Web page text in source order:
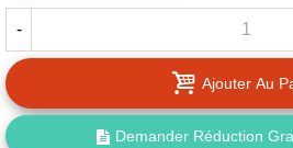
-
Ajouter Au
Demander Réduction